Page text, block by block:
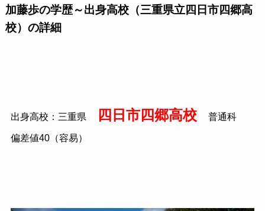
加藤歩の学歴～出身高校（三重県立四日市四郷高
校）の詳細
出身高校：三重県 四日市四郷高校 普通科
偏差値40（容易）